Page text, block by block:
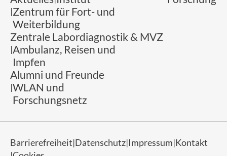
Zentrum für Fort- und
Weiterbildung
Zentrale Labordiagnostik & MVZ
Ambulanz, Reisen und
Impfen
Alumni und Freunde
WLAN und
Forschungsnetz
Barrierefreiheit Datenschutz Impressum Kontakt